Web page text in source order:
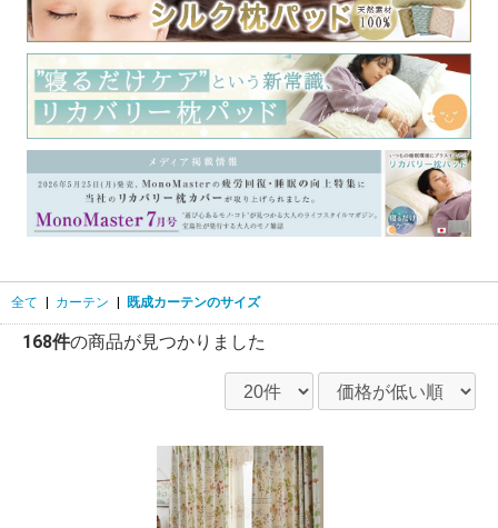
全て カーテン 既成カーテンのサイズ
168件の商品が見つかりました